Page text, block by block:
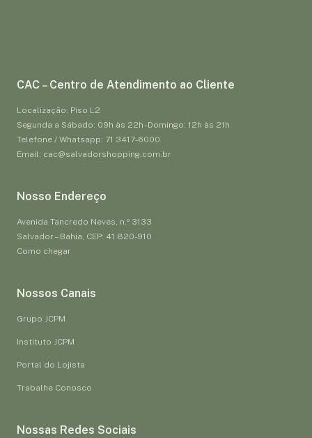
CAC – Centro de Atendimento ao Cliente
Localização: Piso L2
Segunda a Sábado: 09h às 22h - Domingo: 12h às 21h
Telefone / Whatsapp: 71 3417-6000
Email: cac@salvadorshopping.com.br
Nosso Endereço
Avenida Tancredo Neves, n.º 3133
Salvador – Bahia, CEP: 41.820-910
Como chegar
Nossos Canais
Grupo JCPM
Instituto JCPM
Portal do Lojista
Trabalhe Conosco
Nossas Redes Sociais